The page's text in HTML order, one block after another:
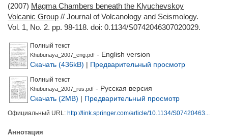
(2007) Magma Chambers beneath the Klyuchevskoy
Volcanic Group // Journal of Volcanology and Seismology.
Vol. 1, No. 2. pp. 98-118. doi: 0.1134/S0742046307020029.
Полный текст
Khubunaya_2007_eng.pdf - English version
Скачать (436kB) | Предварительный просмотр
Полный текст
Khubunaya_2007_rus.pdf - Русская версия
Скачать (2MB) | Предварительный просмотр
Официальный URL: http://link.springer.com/article/10.1134/S07420463...
Аннотация